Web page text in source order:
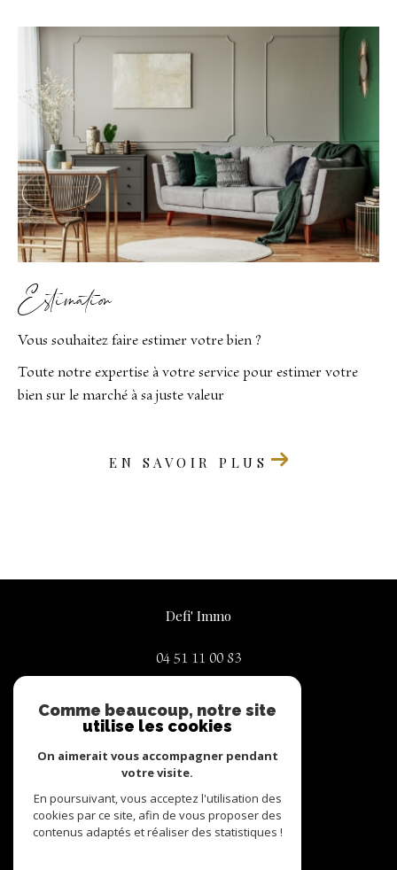
Estimation
Vous souhaitez faire estimer votre bien ?
Toute notre expertise à votre service pour estimer votre
bien sur le marché à sa juste valeur
EN SAVOIR PLUS
Defi' Immo
04 51 11 00 83
74 place de la liberté
Nous suivre sur
Comme beaucoup, notre site
utilise les cookies
On aimerait vous accompagner pendant
votre visite.
En poursuivant, vous acceptez l'utilisation des
cookies par ce site, afin de vous proposer des
contenus adaptés et réaliser des statistiques !